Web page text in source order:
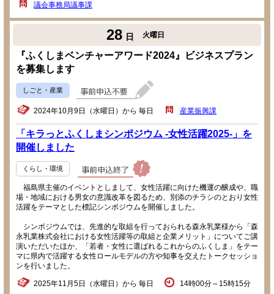
議会事務局議事課
28 日 火曜日
『ふくしまベンチャーアワード2024』ビジネスプラン
を募集します
しごと・産業
2024年10月9日（水曜日）から 毎日 産業振興課
「キラっとふくしまシンポジウム -女性活躍2025-」を
開催しました
くらし・環境
福島県主催のイベントとしまして、女性活躍に向けた機運の醸成や、職
場・地域における男女の意識改革を図るため、別添のチラシのとおり女性
活躍をテーマとした標記シンポジウムを開催しました。
シンポジウムでは、先進的な取組を行っておられる森永乳業様から「森
永乳業株式会社における女性活躍等の取組と企業メリット」についてご講
演いただいたほか、「若者・女性に選ばれるこれからのふくしま」をテー
マに県内で活躍する女性ロールモデルの方や知事を交えたトークセッショ
ンを行いました。
2025年11月5日（水曜日）から 毎日 14時00分～15時15分